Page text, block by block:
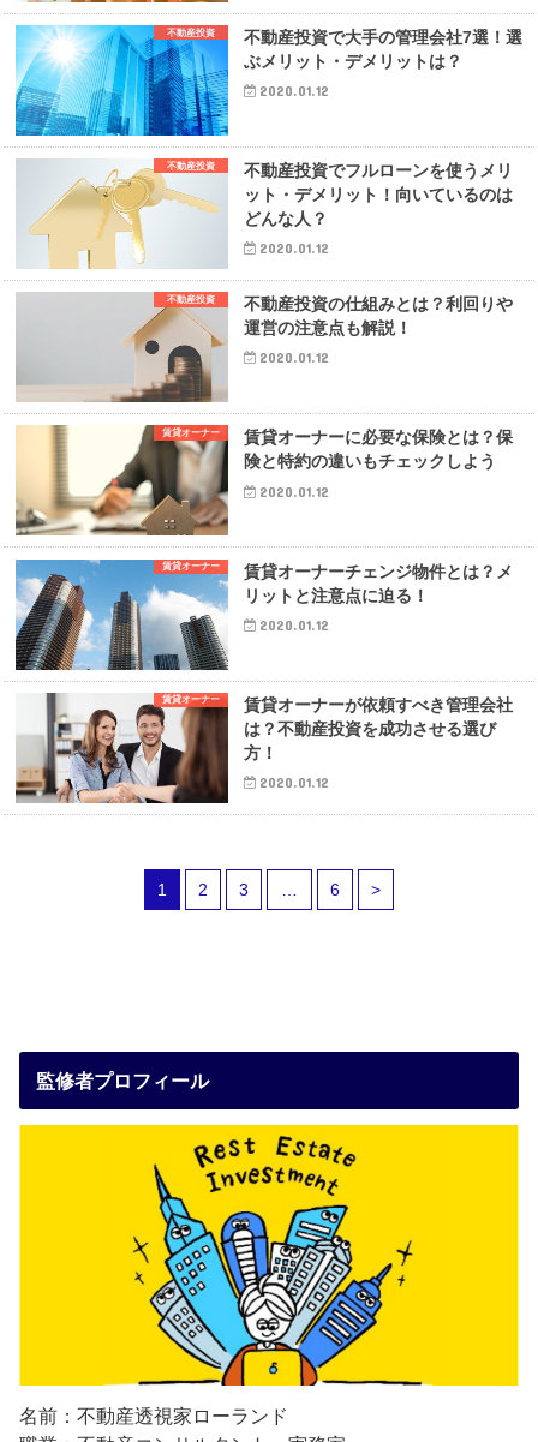
不動産投資
不動産投資で大手の管理会社7選！選
ぶメリット・デメリットは？
2020.01.12
不動産投資
不動産投資でフルローンを使うメリ
ット・デメリット！向いているのは
どんな人？
2020.01.12
不動産投資
不動産投資の仕組みとは？利回りや
運営の注意点も解説！
2020.01.12
賃貸オーナー
賃貸オーナーに必要な保険とは？保
険と特約の違いもチェックしよう
2020.01.12
賃貸オーナー
賃貸オーナーチェンジ物件とは？メ
リットと注意点に迫る！
2020.01.12
賃貸オーナー
賃貸オーナーが依頼すべき管理会社
は？不動産投資を成功させる選び
方！
2020.01.12
1 2 3 … 6 >
監修者プロフィール
名前：不動産透視家ローランド